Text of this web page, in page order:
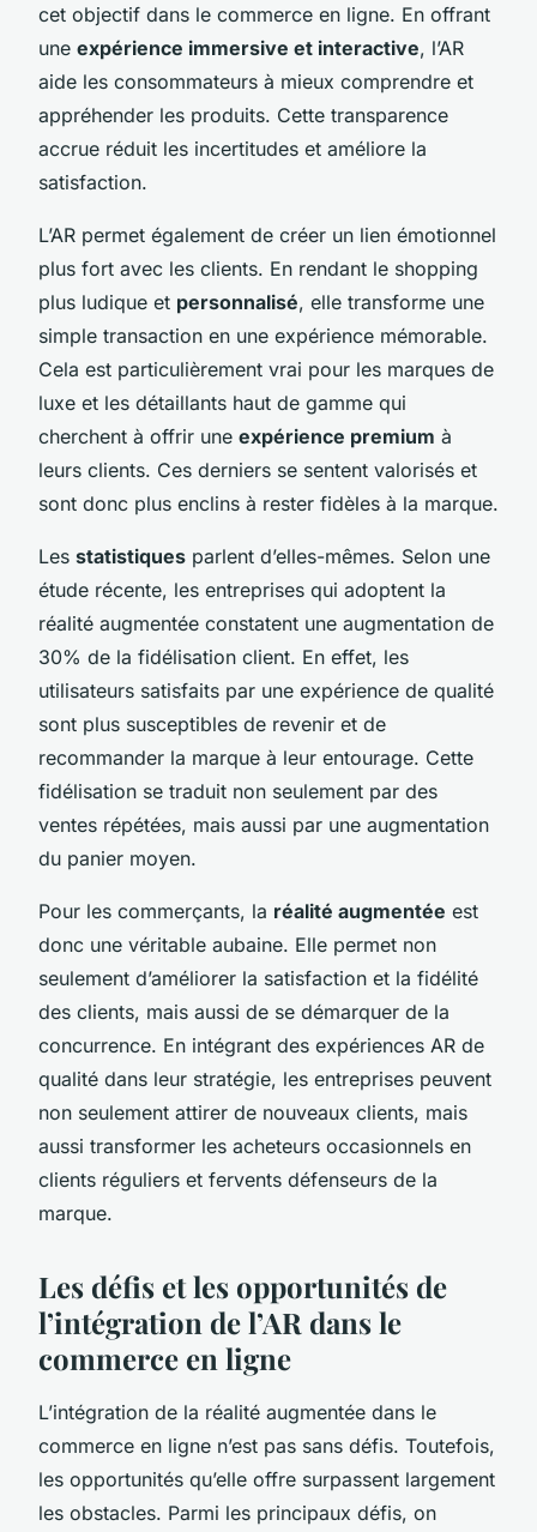
cet objectif dans le commerce en ligne. En offrant
une expérience immersive et interactive, l’AR
aide les consommateurs à mieux comprendre et
appréhender les produits. Cette transparence
accrue réduit les incertitudes et améliore la
satisfaction.
L’AR permet également de créer un lien émotionnel
plus fort avec les clients. En rendant le shopping
plus ludique et personnalisé, elle transforme une
simple transaction en une expérience mémorable.
Cela est particulièrement vrai pour les marques de
luxe et les détaillants haut de gamme qui
cherchent à offrir une expérience premium à
leurs clients. Ces derniers se sentent valorisés et
sont donc plus enclins à rester fidèles à la marque.
Les statistiques parlent d’elles-mêmes. Selon une
étude récente, les entreprises qui adoptent la
réalité augmentée constatent une augmentation de
30% de la fidélisation client. En effet, les
utilisateurs satisfaits par une expérience de qualité
sont plus susceptibles de revenir et de
recommander la marque à leur entourage. Cette
fidélisation se traduit non seulement par des
ventes répétées, mais aussi par une augmentation
du panier moyen.
Pour les commerçants, la réalité augmentée est
donc une véritable aubaine. Elle permet non
seulement d’améliorer la satisfaction et la fidélité
des clients, mais aussi de se démarquer de la
concurrence. En intégrant des expériences AR de
qualité dans leur stratégie, les entreprises peuvent
non seulement attirer de nouveaux clients, mais
aussi transformer les acheteurs occasionnels en
clients réguliers et fervents défenseurs de la
marque.
Les défis et les opportunités de
l’intégration de l’AR dans le
commerce en ligne
L’intégration de la réalité augmentée dans le
commerce en ligne n’est pas sans défis. Toutefois,
les opportunités qu’elle offre surpassent largement
les obstacles. Parmi les principaux défis, on